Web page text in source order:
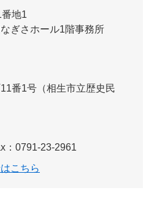
地1
ぎさホール1階事務所
番1号（相生市立歴史民
：0791-23-2961
こちら